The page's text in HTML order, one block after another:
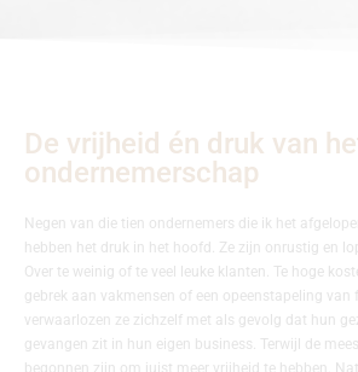
De vrijheid én druk van
ondernemerschap
Negen van die tien ondernemers die ik het
hebben het druk in het hoofd. Ze zijn onrustig en
Over te weinig of te veel leuke klanten. Te hoge
gebrek aan vakmensen of een opeenstapeling van
verwaarlozen ze zichzelf met als gevolg dat hun
gevangen zit in hun eigen business. Terwijl de